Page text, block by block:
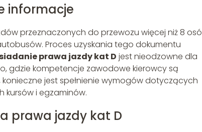
informacje
przeznaczonych do przewozu więcej niż 8
Proces uzyskania tego dokumentu
prawa jazdy kat D jest nieodzowne dla
gdzie kompetencje zawodowe kierowcy są
jest spełnienie wymogów dotyczących
kursów i egzaminów.
prawa jazdy kat D